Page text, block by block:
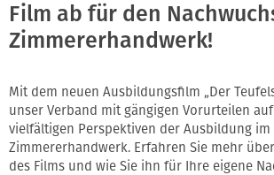
Film ab für den
Zimmererhandwerk!
Mit dem neuen Ausbildungsfilm „Der
unser Verband mit gängigen Vorurteilen
vielfältigen Perspektiven der Ausbildung im
Zimmererhandwerk. Erfahren Sie mehr
des Films und wie Sie ihn für Ihre eigene